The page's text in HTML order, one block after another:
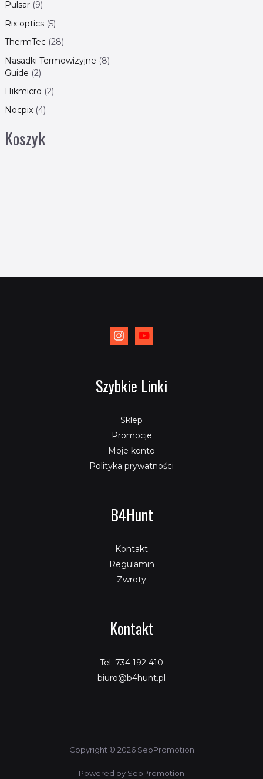
Pulsar 9
Rix optics 5
ThermTec 28
Nasadki Termowizyjne 8
Guide 2
Hikmicro 2
Nocpix 4
Koszyk
Szybkie Linki
Sklep
Promocje
Moje konto
Polityka prywatności
B4Hunt
Kontakt
Regulamin
Zwroty
Kontakt
Tel: 734 192 410
biuro@b4hunt.pl
Copyright © 2026 SeoPromotion
Powered by SeoPromotion